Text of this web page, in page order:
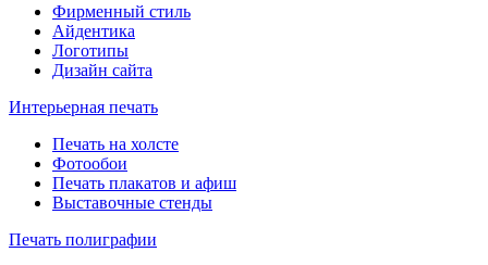
Фирменный стиль
Айдентика
Логотипы
Дизайн сайта
Интерьерная печать
Печать на холсте
Фотообои
Печать плакатов и афиш
Выставочные стенды
Печать полиграфии